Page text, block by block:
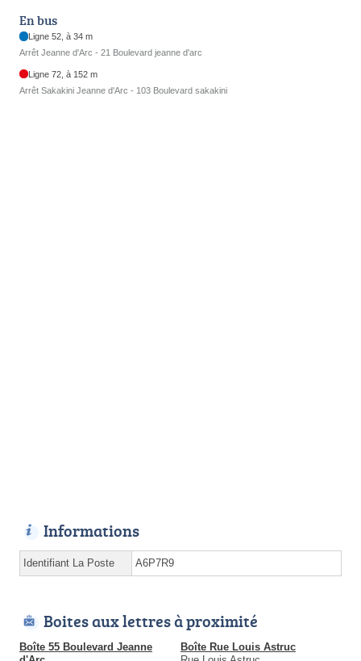
En bus
Ligne 52, à 34 m
Arrêt Jeanne d'Arc - 21 Boulevard jeanne d'arc
Ligne 72, à 152 m
Arrêt Sakakini Jeanne d'Arc - 103 Boulevard sakakini
Informations
Identifiant La Poste A6P7R9
Boites aux lettres à proximité
Boîte 55 Boulevard Jeanne
Boîte Rue Louis Astruc